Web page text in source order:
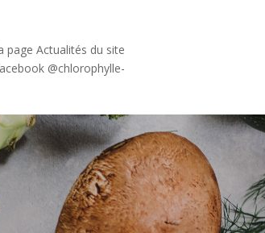
page Actualités du site
@chlorophylle-